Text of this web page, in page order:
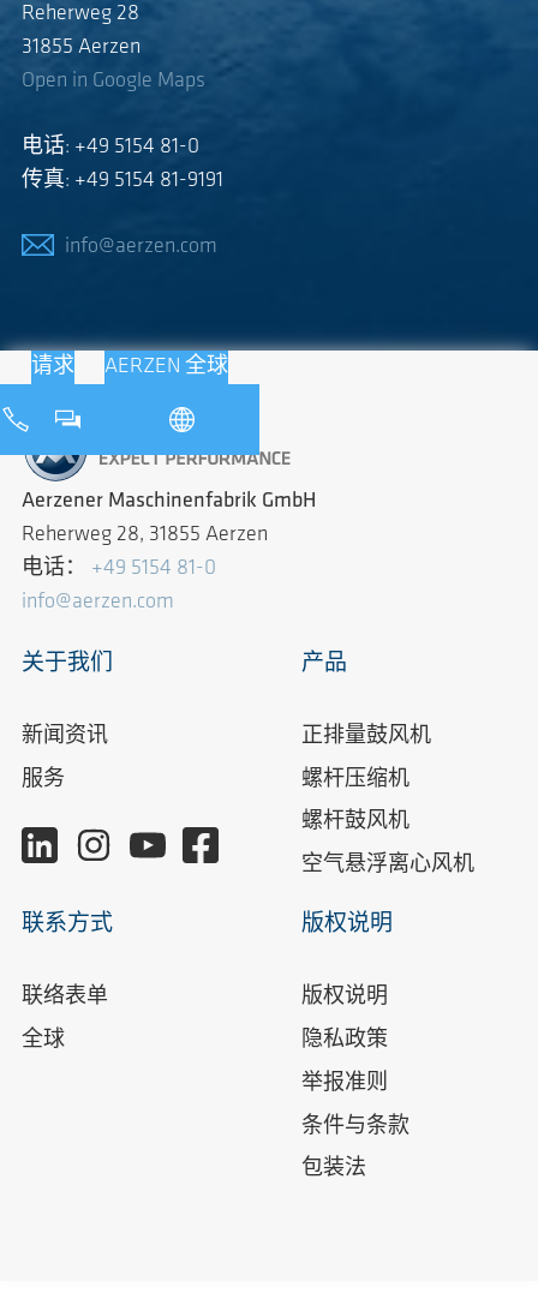
Reherweg 28
31855 Aerzen
Open in Google Maps
电话: +49 5154 81-0
传真: +49 5154 81-9191
info@aerzen.com
请求 AERZEN 全球
Aerzener Maschinenfabrik GmbH
Reherweg 28, 31855 Aerzen
电话： +49 5154 81-0
info@aerzen.com
关于我们
新闻资讯
服务
产品
正排量鼓风机
螺杆压缩机
螺杆鼓风机
空气悬浮离心风机
联系方式
联络表单
全球
版权说明
版权说明
隐私政策
举报准则
条件与条款
包装法